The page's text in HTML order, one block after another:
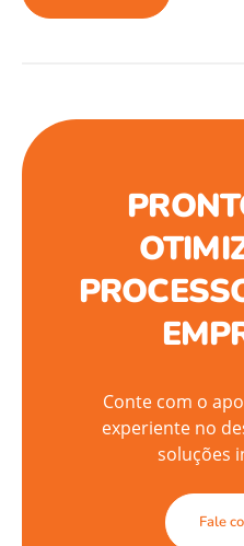
Conte com o
experiente no
soluções
Fale